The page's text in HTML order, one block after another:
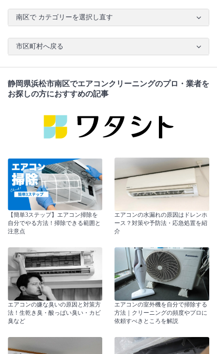
南区で カテゴリーを選択し直す
市区町村へ戻る
静岡県浜松市南区でエアコンクリーニングのプロ・業者を
お探しの方におすすめの記事
【簡単3ステップ】エアコン掃除を
自分でやる方法！掃除できる範囲と
注意点
エアコンの水漏れの原因はドレンホ
ース？対策や予防法・応急処置を紹
介
エアコンの嫌な臭いの原因と対策方
法！生乾き臭・酸っぱい臭い・カビ
臭など
エアコンの室外機を自分で掃除する
方法｜クリーニングの頻度やプロに
依頼すべきところを解説